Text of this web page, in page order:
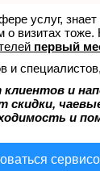
услуг,
о визитах
первый
и
и
скидки,
и